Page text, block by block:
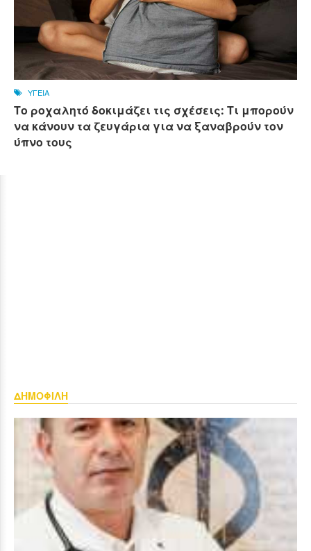
ΥΓΕΙΑ
Το ροχαλητό δοκιμάζει τις σχέσεις: Τι μπορούν
να κάνουν τα ζευγάρια για να ξαναβρούν τον
ύπνο τους
ΔΗΜΟΦΙΛΗ